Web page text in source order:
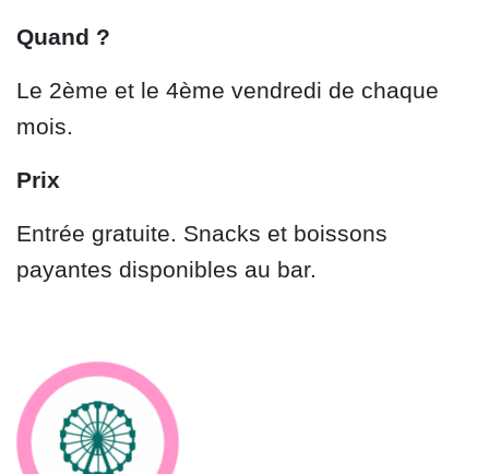
Quand ?
Le 2ème et le 4ème vendredi de chaque
mois.
Prix
Entrée gratuite. Snacks et boissons
payantes disponibles au bar.